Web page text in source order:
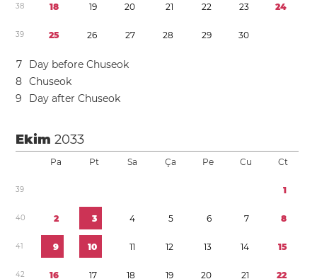
38 18 19 20 21 22 23 24
39 25 26 27 28 29 30
7
Day before Chuseok
8 Chuseok
9
Day after Chuseok
Ekim2033
Pa Pt Sa Ça Pe Cu Ct
39 1
40 2 3 4 5 6 7 8
41 9 10 11 12 13 14 15
42 16 17 18 19 20 21 22